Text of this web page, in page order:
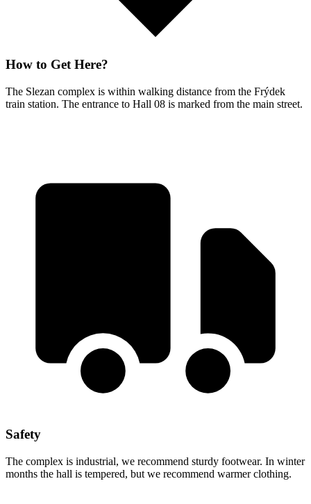
How to Get Here?
The Slezan complex is within walking distance from the Frýdek
train station. The entrance to Hall 08 is marked from the main street.
Safety
The complex is industrial, we recommend sturdy footwear. In winter
months the hall is tempered, but we recommend warmer clothing.